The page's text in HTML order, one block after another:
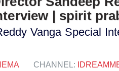
| spirit
Vanga Special
CHANNEL: